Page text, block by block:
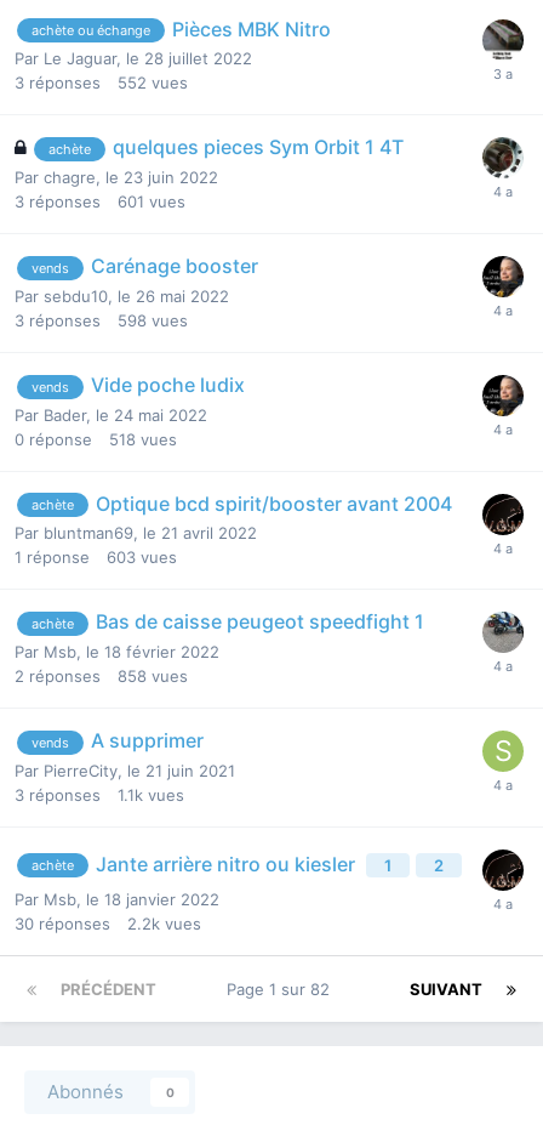
achète ou échange Pièces MBK Nitro
Par Le Jaguar, le 28 juillet 2022
3 réponses 552 vues
achète quelques pieces Sym Orbit 1 4T
Par chagre, le 23 juin 2022
3 réponses 601 vues
vends Carénage booster
Par sebdu10, le 26 mai 2022
3 réponses 598 vues
vends Vide poche ludix
Par Bader, le 24 mai 2022
0 réponse 518 vues
achète Optique bcd spirit/booster avant 2004
Par bluntman69, le 21 avril 2022
1 réponse 603 vues
achète Bas de caisse peugeot speedfight 1
Par Msb, le 18 février 2022
2 réponses 858 vues
vends A supprimer
Par PierreCity, le 21 juin 2021
3 réponses 1.1k vues
achète Jante arrière nitro ou kiesler 1
2
Par Msb, le 18 janvier 2022
30 réponses 2.2k vues
PRÉCÉDENT SUIVANT
Page 1 sur 82
Abonnés 0